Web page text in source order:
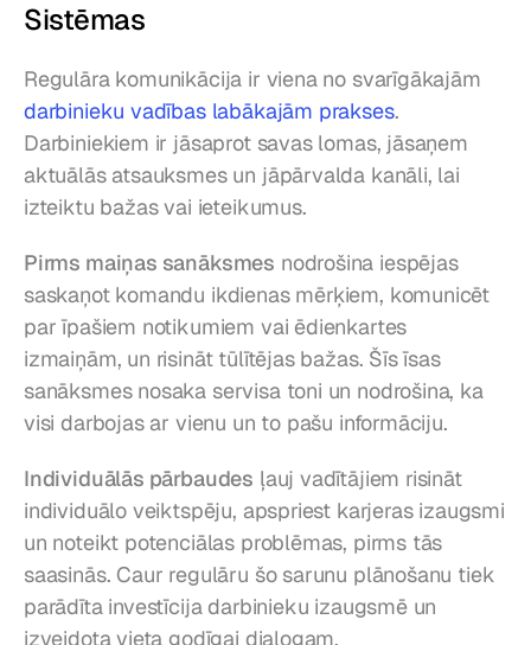
Sistēmas
darbinieku vadības labākajām prakses.
Darbiniekiem ir jāsaprot savas lomas, jāsaņem
aktuālās atsauksmes un jāpārvalda kanāli, lai
izteiktu bažas vai ieteikumus.
Pirms maiņas sanāksmes nodrošina iespējas
saskaņot komandu ikdienas mērķiem, komunicēt
par īpašiem notikumiem vai ēdienkartes
izmaiņām, un risināt tūlītējas bažas. Šīs īsas
sanāksmes nosaka servisa toni un nodrošina, ka
visi darbojas ar vienu un to pašu informāciju.
Individuālās pārbaudes ļauj vadītājiem risināt
individuālo veiktspēju, apspriest karjeras izaugsmi
un noteikt potenciālas problēmas, pirms tās
saasinās. Caur regulāru šo sarunu plānošanu tiek
parādīta investīcija darbinieku izaugsmē un
izveidota vieta godīgai dialogam.